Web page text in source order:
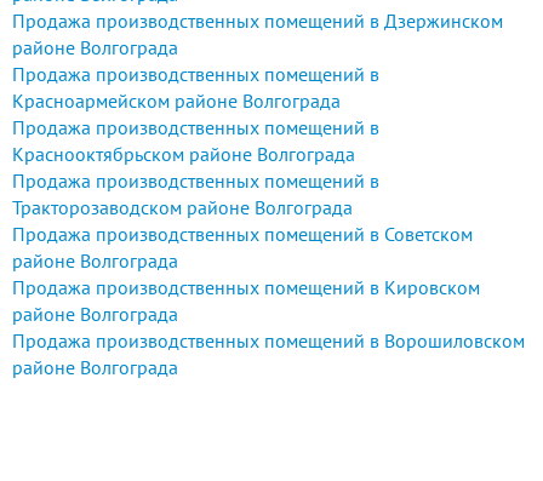
10МВа), кран-балка 5тн
Продажа производственных помещений в Дзержинском
районе Волгограда
Продажа производственных помещений в
Красноармейском районе Волгограда
Продажа производственных помещений в
Краснооктябрьском районе Волгограда
Продажа производственных помещений в
Тракторозаводском районе Волгограда
Продажа производственных помещений в Советском
районе Волгограда
Продажа производственных помещений в Кировском
районе Волгограда
Продажа производственных помещений в Ворошиловском
районе Волгограда